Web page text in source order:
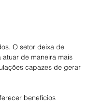
O setor deixa de
de maneira mais
capazes de gerar
benefícios